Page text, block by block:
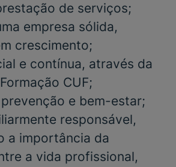
de serviços;
empresa sólida,
crescimento;
e contínua, através da
CUF;
e bem-estar;
responsável,
a importância da
a vida profissional,